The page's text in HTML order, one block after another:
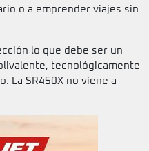
o a emprender viajes sin
lo que debe ser un
tecnológicamente
La SR450X no viene a